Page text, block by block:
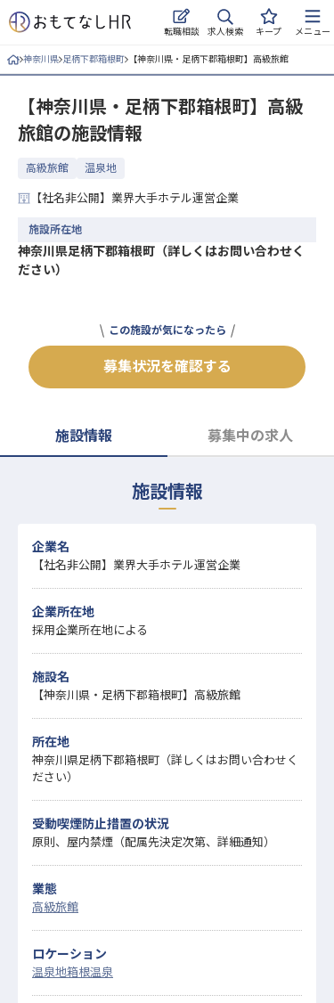
転職相談 求人検索 キープ メニュー
ログイン
求人・施設を探す
おもてなしHRについて
ご利用の流れ
神奈川県 足柄下郡箱根町 【神奈川県・足柄下郡箱根町】高級旅館
【神奈川県・足柄下郡箱根町】高級
旅館の施設情報
高級旅館 温泉地
【社名非公開】業界大手ホテル運営企業
施設所在地
神奈川県足柄下郡箱根町（詳しくはお問い合わせく
ださい）
この施設が気になったら
募集状況を確認する
施設情報 募集中の求人
施設情報
企業名
【社名非公開】業界大手ホテル運営企業
企業所在地
採用企業所在地による
施設名
【神奈川県・足柄下郡箱根町】高級旅館
所在地
神奈川県足柄下郡箱根町（詳しくはお問い合わせく
ださい）
受動喫煙防止措置の状況
原則、屋内禁煙（配属先決定次第、詳細通知）
業態
高級旅館
ロケーション
温泉地箱根温泉